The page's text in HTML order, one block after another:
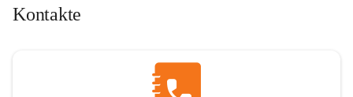
Kontakte